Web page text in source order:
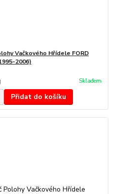
Vačkového Hřídele FORD
2006)
Skladem
Přidat do košíku